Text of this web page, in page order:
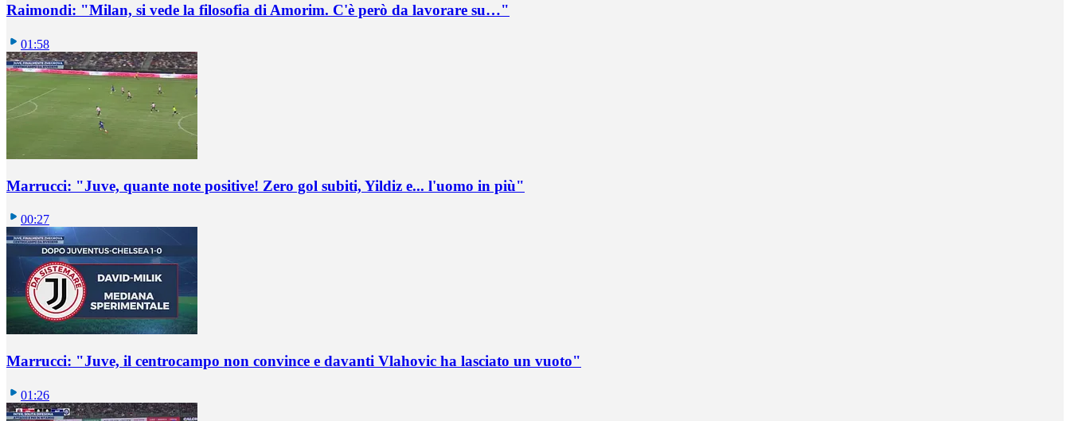
Raimondi: "Milan, si vede la filosofia di Amorim. C'è però da lavorare su…"
01:58
Marrucci: "Juve, quante note positive! Zero gol subiti, Yildiz e... l'uomo in più"
00:27
Marrucci: "Juve, il centrocampo non convince e davanti Vlahovic ha lasciato un vuoto"
01:26